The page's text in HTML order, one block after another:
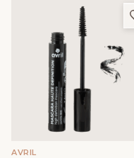
AVRIL